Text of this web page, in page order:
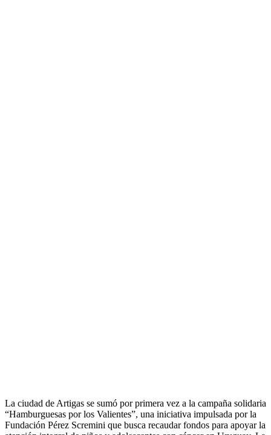
La ciudad de Artigas se sumó por primera vez a la campaña solidaria
“Hamburguesas por los Valientes”, una iniciativa impulsada por la
Fundación Pérez Scremini que busca recaudar fondos para apoyar la